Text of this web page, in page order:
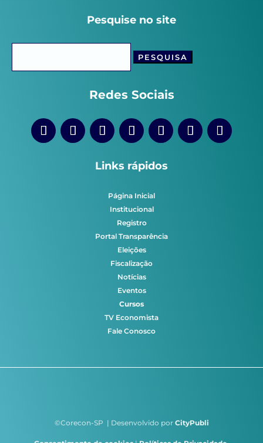
Pesquise no site
Redes Sociais
Links rápidos
Página Inicial
Institucional
Registro
Portal Transparência
Eleições
Fiscalização
Notícias
Eventos
Cursos
TV Economista
Fale Conosco
©Corecon-SP | Desenvolvido por CityPubli